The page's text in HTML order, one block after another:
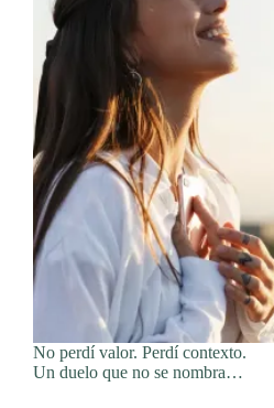
No perdí valor. Perdí contexto.
Un duelo que no se nombra…